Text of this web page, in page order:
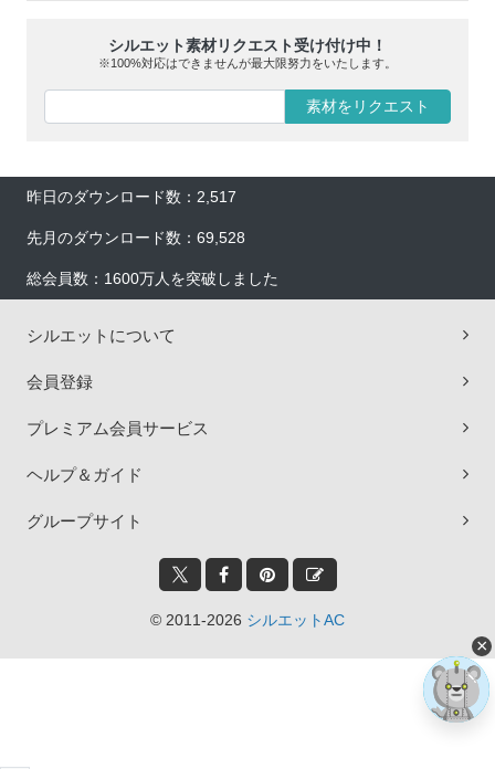
シルエット素材リクエスト受け付け中！
※100%対応はできませんが最大限努力をいたします。
素材をリクエスト
昨日のダウンロード数：2,517
先月のダウンロード数：69,528
総会員数：1600万人を突破しました
シルエットについて
会員登録
プレミアム会員サービス
ヘルプ＆ガイド
グループサイト
© 2011-2026 シルエットAC
×